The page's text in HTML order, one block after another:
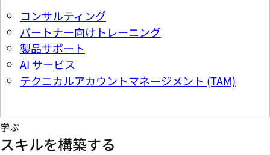
コンサルティング
パートナー向けトレーニング
製品サポート
AI サービス
テクニカルアカウントマネージメント (TAM)
学ぶ
スキルを構築する